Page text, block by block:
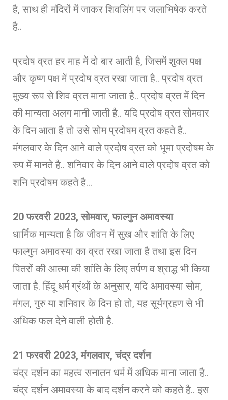
है, साथ ही मंदिरों में जाकर शिवलिंग पर जलाभिषेक करते
है..
प्रदोष व्रत हर माह में दो बार आती है, जिसमें शुक्ल पक्ष
और कृष्ण पक्ष में प्रदोष व्रत रखा जाता है.. प्रदोष व्रत
मुख्य रूप से शिव व्रत माना जाता है.. प्रदोष व्रत में दिन
की मान्यता अलग मानी जाती है.. यदि प्रदोष व्रत सोमवार
के दिन आता है तो उसे सोम प्रदोषम व्रत कहते है..
मंगलवार के दिन आने वाले प्रदोष व्रत को भूमा प्रदोषम के
रुप में मानते है.. शनिवार के दिन आने वाले प्रदोष व्रत को
शनि प्रदोषम कहते है…
20 फरवरी 2023, सोमवार, फाल्गुन अमावस्या
धार्मिक मान्यता है कि जीवन में सुख और शांति के लिए
फाल्गुन अमावस्या का व्रत रखा जाता है तथा इस दिन
पितरों की आत्मा की शांति के लिए तर्पण व श्राद्ध भी किया
जाता है. हिंदू धर्म ग्रंथों के अनुसार, यदि अमावस्या सोम,
मंगल, गुरु या शनिवार के दिन हो तो, यह सूर्यग्रहण से भी
अधिक फल देने वाली होती है.
21 फरवरी 2023, मंगलवार, चंद्र दर्शन
चंद्र दर्शन का महत्व सनातन धर्म में अधिक माना जाता है..
चंद्र दर्शन अमावस्या के बाद दर्शन करने को कहते है.. इस